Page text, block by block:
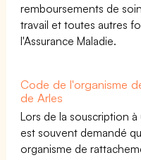
remboursements de
travail et toutes autres
l'Assurance Maladie.
Code de l'organisme
de Arles
Lors de la souscription
est souvent demandé
organisme de